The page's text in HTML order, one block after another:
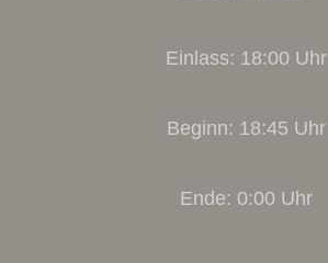
Einlass: 18:00 Uhr
Beginn: 18:45 Uhr
Ende: 0:00 Uhr